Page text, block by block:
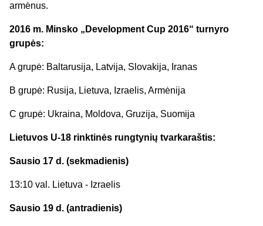
armėnus.
2016 m. Minsko „Development Cup 2016“ turnyro
grupės:
A grupė: Baltarusija, Latvija, Slovakija, Iranas
B grupė: Rusija, Lietuva, Izraelis, Armėnija
C grupė: Ukraina, Moldova, Gruzija, Suomija
Lietuvos U-18 rinktinės rungtynių tvarkaraštis:
Sausio 17 d. (sekmadienis)
13:10 val. Lietuva - Izraelis
Sausio 19 d. (antradienis)